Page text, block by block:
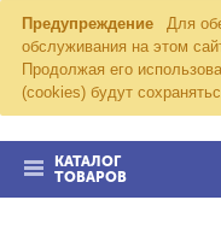
Предупреждение
Для
обслуживания на этом
Продолжая его
(cookies) будут
КАТАЛОГ
ТОВАРОВ